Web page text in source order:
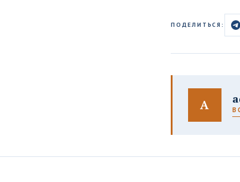
ПОДЕЛИТЬСЯ:
A